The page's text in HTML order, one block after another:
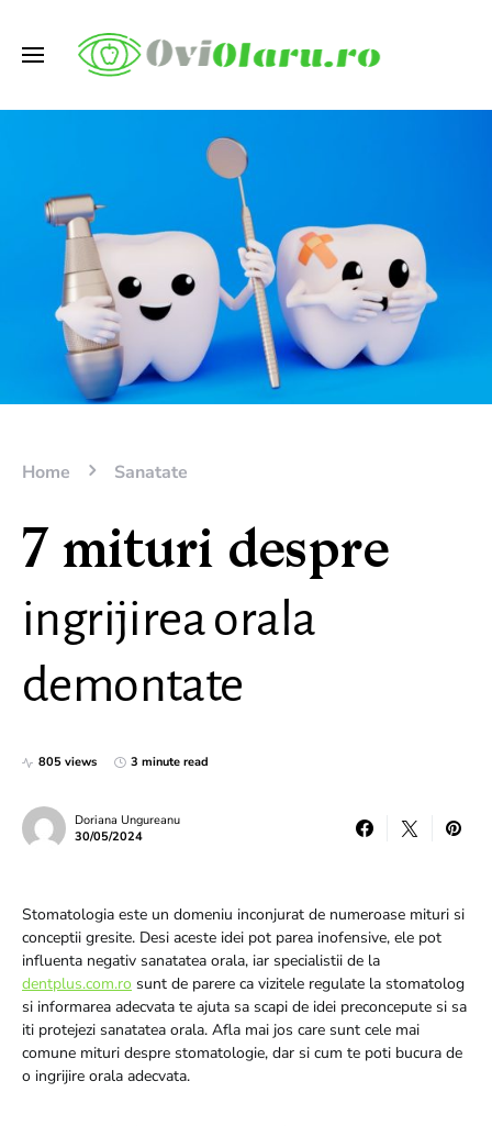
Home Sanatate
7 mituri despre
ingrijirea orala
demontate
805 views 3 minute read
Doriana Ungureanu
30/05/2024
Stomatologia este un domeniu inconjurat de numeroase mituri si
conceptii gresite. Desi aceste idei pot parea inofensive, ele pot
influenta negativ sanatatea orala, iar specialistii de la
dentplus.com.ro sunt de parere ca vizitele regulate la stomatolog
si informarea adecvata te ajuta sa scapi de idei preconcepute si sa
iti protejezi sanatatea orala. Afla mai jos care sunt cele mai
comune mituri despre stomatologie, dar si cum te poti bucura de
o ingrijire orala adecvata.